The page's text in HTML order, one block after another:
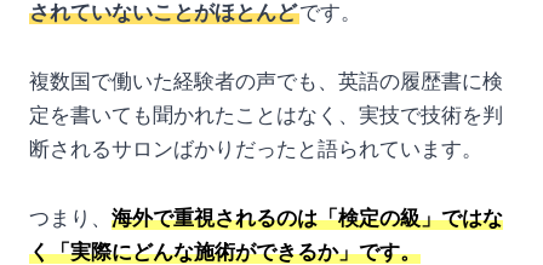
されていないことがほとんどです。
複数国で働いた経験者の声でも、英語の履歴書に検
定を書いても聞かれたことはなく、実技で技術を判
断されるサロンばかりだったと語られています。
つまり、 海外で重視されるのは「検定の級」ではな
く「実際にどんな施術ができるか」です。